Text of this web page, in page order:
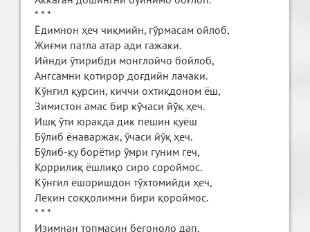
* * *
Ёдимнон ҳеч чиқмийн, гўрмасам ойлоб,
Жиғми патла атар ади гажаки.
Ийнди ўтирибди монглойчо бойлоб,
Ангсамни қотирор доғдийн лачаки.
Кўнгил қурсин, киччи охтиқдоном ёш,
Зимистон амас бир кўчаси йўқ ҳеч.
Ишқ ўти юракда дик пешин қуёш
Бўлиб ёнаваржак, ўчаси йўқ ҳеч.
Бўлиб-қу борётир ўмри гуним геч,
Қоррилиқ ёшлиқо сиро сороймос.
Кўнгил ёшоришдон тўхтомийди ҳеч,
Лекин соққолимни бири қороймос.
* * *
Изимнан топмасин бегоноло дап,